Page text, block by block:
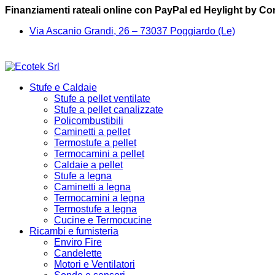
Finanziamenti rateali online con PayPal ed Heylight by
Via Ascanio Grandi, 26 – 73037 Poggiardo (Le)
Stufe e Caldaie
Stufe a pellet ventilate
Stufe a pellet canalizzate
Policombustibili
Caminetti a pellet
Termostufe a pellet
Termocamini a pellet
Caldaie a pellet
Stufe a legna
Caminetti a legna
Termocamini a legna
Termostufe a legna
Cucine e Termocucine
Ricambi e fumisteria
Enviro Fire
Candelette
Motori e Ventilatori